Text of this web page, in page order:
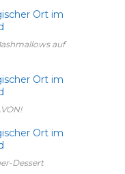
auf
Dessert